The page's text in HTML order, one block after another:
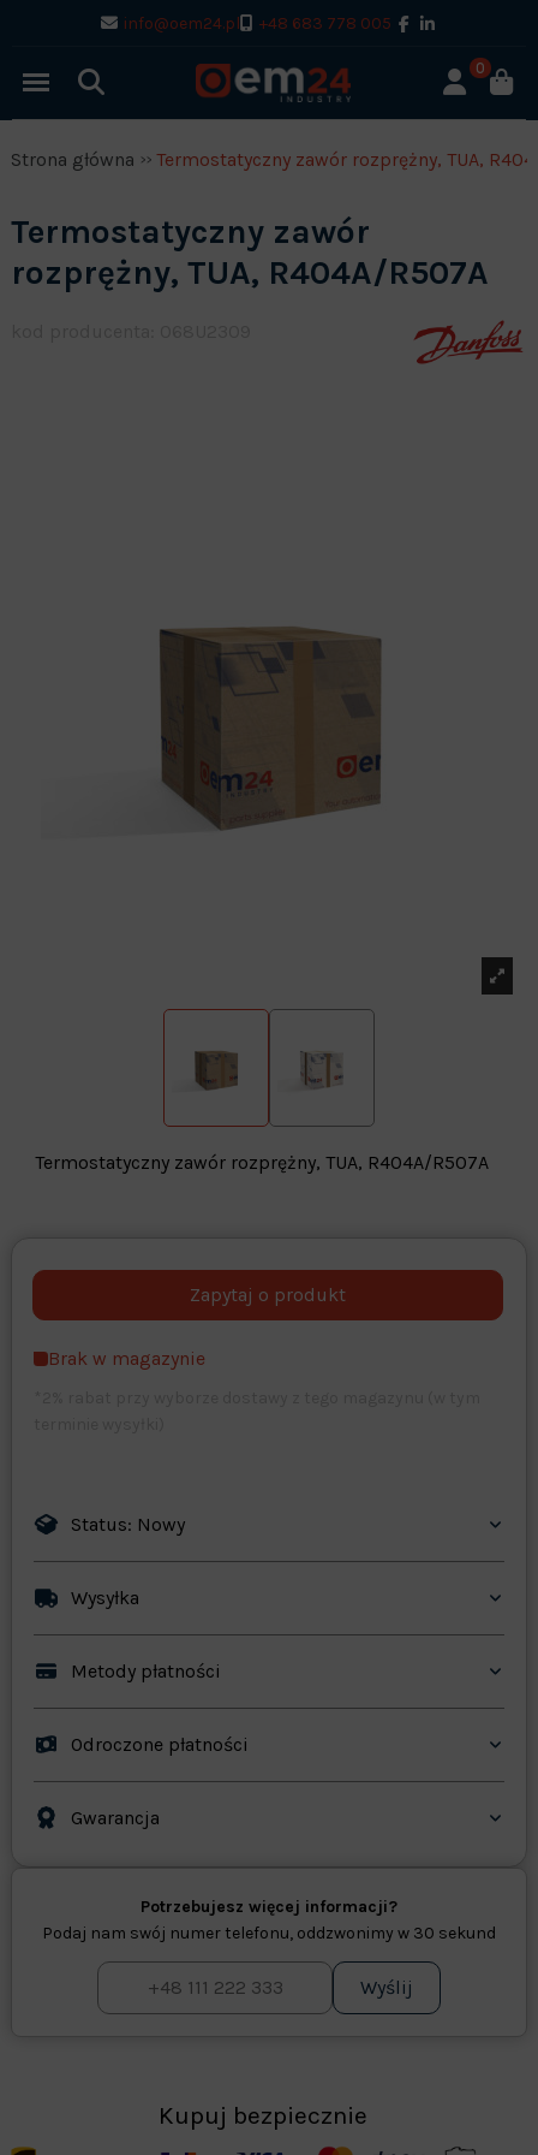
info@oem24.pl +48 683 778 005
0
Strona główna Termostatyczny zawór rozprężny, TUA,
Termostatyczny zawór
rozprężny, TUA, R404A/R507A
Termostatyczny zawór rozprężny, TUA, R404A/R507A
opcjonalne Maks. 250 znaków
Brak w magazynie
Status: Nowy
Wysyłka
Metody płatności
Odroczone płatności
Gwarancja
Potrzebujesz więcej informacji?
Podaj nam swój numer telefonu, oddzwonimy w 30 sekund
Wyślij
Kupuj bezpiecznie